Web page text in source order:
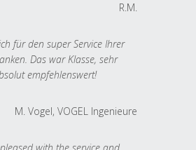
R.M.
für den super Service Ihrer
Das war Klasse, sehr
empfehlenswert!
M. Vogel, VOGEL Ingenieure